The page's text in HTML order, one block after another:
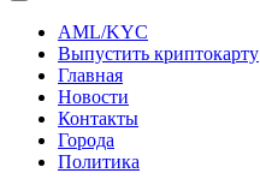
AML/KYC
Выпустить криптокарту
Главная
Новости
Контакты
Города
Политика